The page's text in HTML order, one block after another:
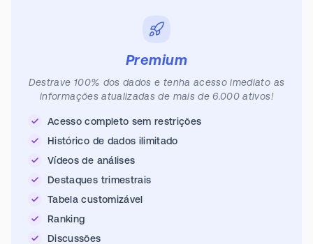
Premium
Destrave 100% dos dados e tenha acesso imediato as
informações atualizadas de mais de 6.000 ativos!
Acesso completo sem restrições
Histórico de dados ilimitado
Vídeos de análises
Destaques trimestrais
Tabela customizável
Ranking
Discussões